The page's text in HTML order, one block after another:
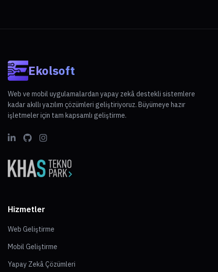
Ekolsoft
Web ve mobil uygulamalardan yapay zekâ destekli sistemlere
kadar akıllı yazılım çözümleri geliştiriyoruz. Büyümeye hazır
işletmeler için tam kapsamlı geliştirme.
Hizmetler
Web Geliştirme
Mobil Geliştirme
Yapay Zekâ Çözümleri